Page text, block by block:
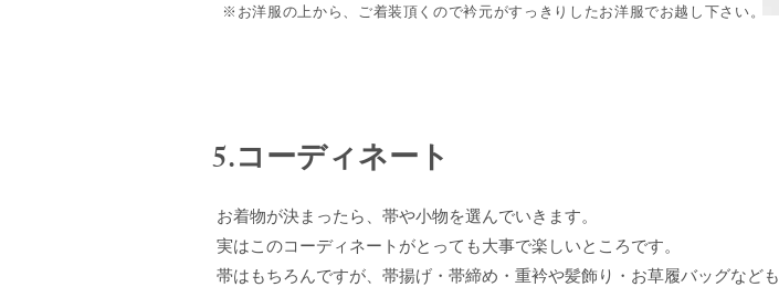
※お洋服の上から、ご着装頂くので衿元がすっきりしたお洋服でお越し下さい。
5.コーディネート
お着物が決まったら、帯や小物を選んでいきます。
実はこのコーディネートがとっても大事で楽しいところです。
帯はもちろんですが、帯揚げ・帯締め・重衿や髪飾り・お草履バッグなども